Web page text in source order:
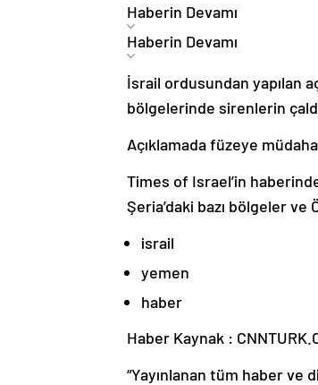
Haberin Devamı
Haberin Devamı
İsrail ordusundan yapılan
bölgelerinde sirenlerin
Açıklamada füzeye
Times of Israel’in
Şeria’daki bazı bölgeler ve
israil
yemen
haber
Haber Kaynak :
“Yayınlanan tüm haber